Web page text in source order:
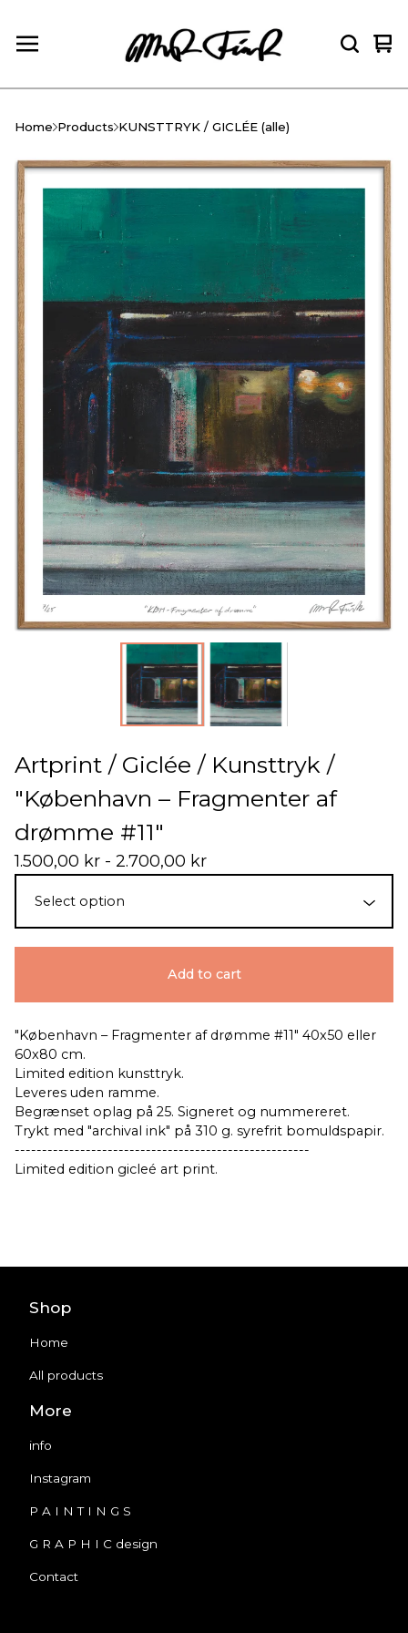
0
Home Products KUNSTTRYK / GICLÉE (alle)
Artprint / Giclée / Kunsttryk /
"København – Fragmenter af
drømme #11"
1.500,00 kr - 2.700,00 kr
Add to cart
"København – Fragmenter af drømme #11" 40x50 eller
60x80 cm.
Limited edition kunsttryk.
Leveres uden ramme.
Begrænset oplag på 25. Signeret og nummereret.
Trykt med "archival ink" på 310 g. syrefrit bomuldspapir.
------------------------------------------------------
Limited edition gicleé art print.
Shop
Home
All products
More
info
Instagram
P A I N T I N G S
G R A P H I C design
Contact